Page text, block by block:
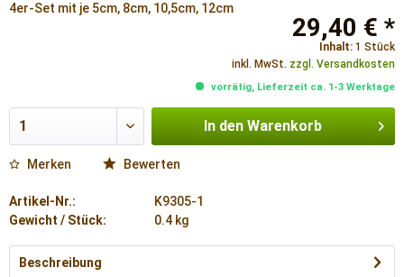
4er-Set mit je 5cm, 8cm, 10,5cm, 12cm
29,40 € *
Inhalt: 1 Stück
inkl. MwSt. zzgl. Versandkosten
vorrätig, Lieferzeit ca. 1-3 Werktage
In den Warenkorb
Merken Bewerten
Artikel-Nr.:
K9305-1
Gewicht / Stück:
0.4 kg
Beschreibung